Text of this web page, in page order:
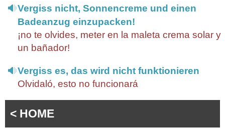
Vergiss nicht, Sonnencreme und einen
Badeanzug einzupacken!
¡no te olvides, meter en la maleta crema solar y
un bañador!
Vergiss es, das wird nicht funktionieren
Olvidaló, esto no funcionará
< HOME